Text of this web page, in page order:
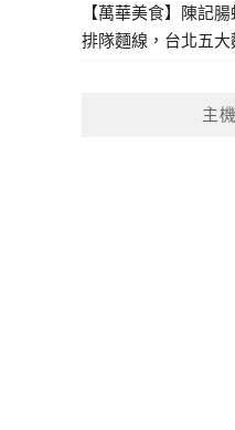
【萬華美食】陳記
排隊麵線，台北五大
主